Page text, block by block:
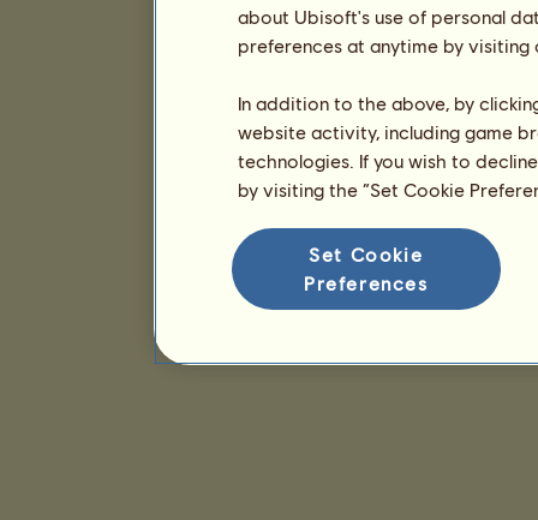
about Ubisoft's use of personal
preferences at anytime by
In addition to the above, by
website activity, including game
technologies. If you wish to
by visiting the “Set Cookie
Set Cookie
Preferences